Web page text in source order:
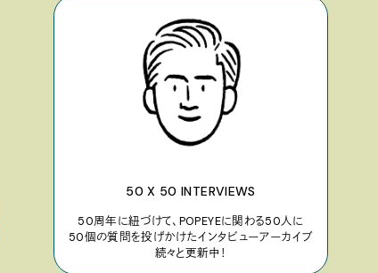
50 X 50 INTERVIEWS
50周年に紐づけて、POPEYEに関わる50人に
50個の質問を投げかけたインタビューアーカイブ
続々と更新中！